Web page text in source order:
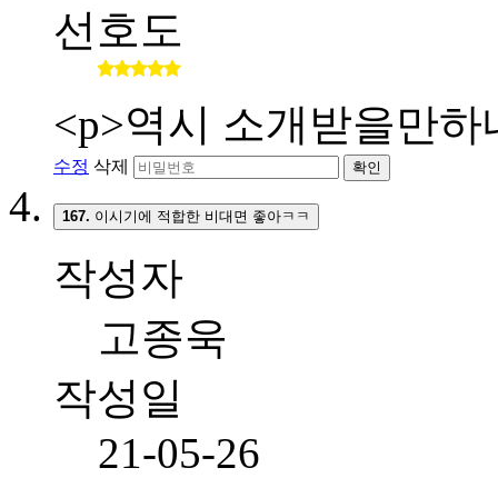
선호도
<p>역시 소개받을만하
수정 삭제 확인
167. 이시기에 적합한 비대면 좋아ㅋㅋ
작성자
고종욱
작성일
21-05-26